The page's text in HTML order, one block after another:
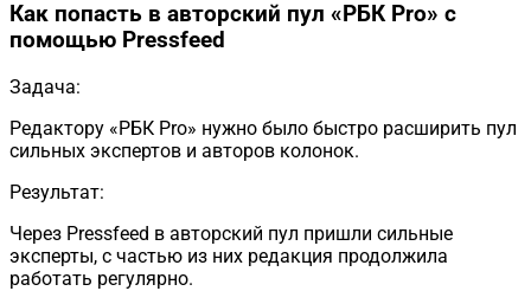
Как попасть в авторский пул «РБК Pro» с
помощью Pressfeed
Задача:
Редактору «РБК Pro» нужно было быстро расширить пул
сильных экспертов и авторов колонок.
Результат:
Через Pressfeed в авторский пул пришли сильные
эксперты, с частью из них редакция продолжила
работать регулярно.